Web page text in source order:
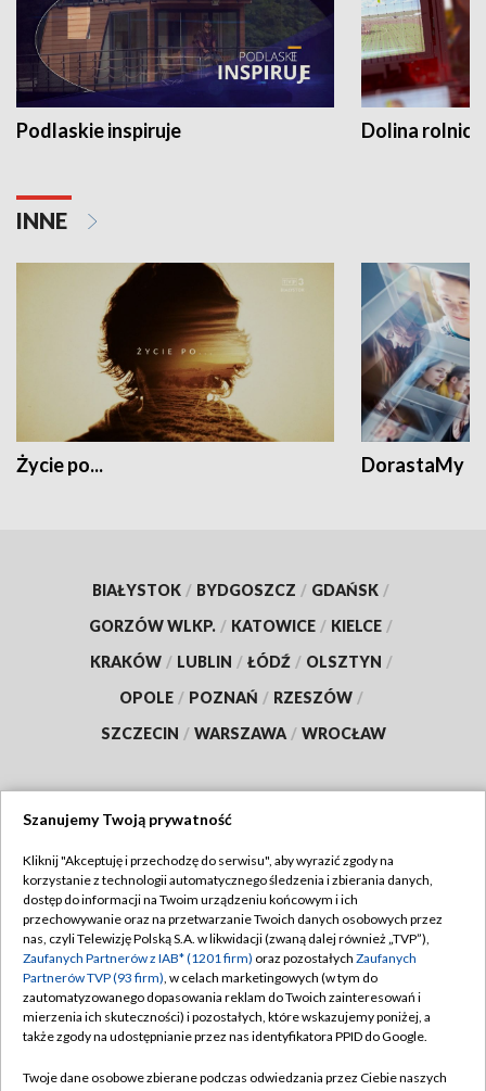
Podlaskie inspiruje Dolina
INNE
Życie po... DorastaMy
BIAŁYSTOK / BYDGOSZCZ / GDAŃSK /
GORZÓW WLKP. / KATOWICE / KIELCE /
KRAKÓW / LUBLIN / ŁÓDŹ / OLSZTYN /
OPOLE / POZNAŃ / RZESZÓW /
SZCZECIN / WARSZAWA / WROCŁAW
TVP
Abonament TVP
Emisja w TVP
Centrum informacji TVP
Naziemna Telewizja Cyfrowa
Regulamin TVP
Polityka prywatności
Moje zgody
Pomoc
Szanujemy Twoją prywatność
Kliknij "Akceptuję i przechodzę do serwisu", aby wyrazić zgody na
korzystanie z technologii automatycznego śledzenia i zbierania danych,
dostęp do informacji na Twoim urządzeniu końcowym i ich
przechowywanie oraz na przetwarzanie Twoich danych osobowych przez
nas, czyli Telewizję Polską S.A. w likwidacji (zwaną dalej również „TVP”),
Zaufanych Partnerów z IAB* (1201 firm) oraz pozostałych Zaufanych
Partnerów TVP (93 firm), w celach marketingowych (w tym do
zautomatyzowanego dopasowania reklam do Twoich zainteresowań i
mierzenia ich skuteczności) i pozostałych, które wskazujemy poniżej, a
także zgody na udostępnianie przez nas identyfikatora PPID do Google.
Twoje dane osobowe zbierane podczas odwiedzania przez Ciebie naszych